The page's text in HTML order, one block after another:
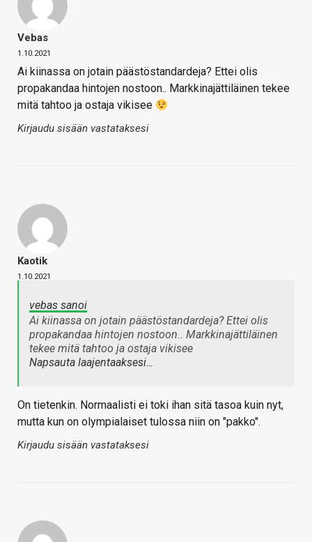
Vebas
1.10.2021
Ai kiinassa on jotain päästöstandardeja? Ettei olis
propakandaa hintojen nostoon.. Markkinajättiläinen tekee
mitä tahtoo ja ostaja vikisee
Kirjaudu sisään vastataksesi
Kaotik
1.10.2021
vebas sanoi
Ai kiinassa on jotain päästöstandardeja? Ettei olis
propakandaa hintojen nostoon.. Markkinajättiläinen
tekee mitä tahtoo ja ostaja vikisee
Napsauta laajentaaksesi…
On tietenkin. Normaalisti ei toki ihan sitä tasoa kuin nyt,
mutta kun on olympialaiset tulossa niin on "pakko".
Kirjaudu sisään vastataksesi